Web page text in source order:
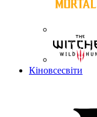
Кіновсесвіти